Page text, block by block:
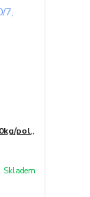
pol.,
Skladem